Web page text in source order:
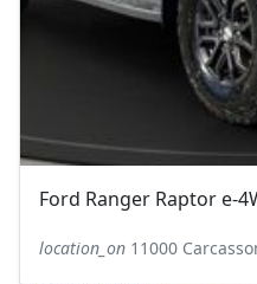
Ford Ranger Raptor e-
location_on 11000